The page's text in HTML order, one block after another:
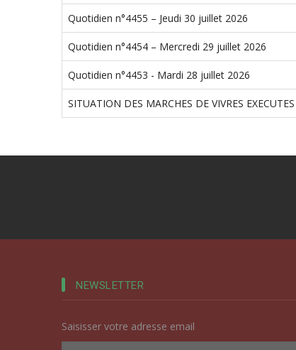
Quotidien n°4455 – Jeudi 30 juillet 2026
Quotidien n°4454 – Mercredi 29 juillet 2026
Quotidien n°4453 - Mardi 28 juillet 2026
SITUATION DES MARCHES DE VIVRES
NEWSLETTER
Saisisser votre adresse email